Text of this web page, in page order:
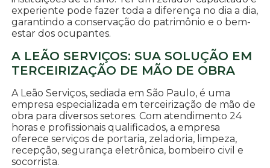
experiente pode fazer toda a diferença no dia a dia,
garantindo a conservação do patrimônio e o bem-
estar dos ocupantes.
A LEÃO SERVIÇOS: SUA SOLUÇÃO EM
TERCEIRIZAÇÃO DE MÃO DE OBRA
A Leão Serviços, sediada em São Paulo, é uma
empresa especializada em terceirização de mão de
obra para diversos setores. Com atendimento 24
horas e profissionais qualificados, a empresa
oferece serviços de portaria, zeladoria, limpeza,
recepção, segurança eletrônica, bombeiro civil e
socorrista.